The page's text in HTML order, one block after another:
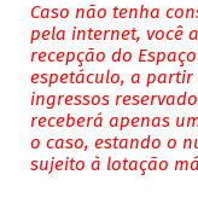
Caso não tenha
pela internet, você
recepção do
espetáculo, a partir
ingressos
receberá apenas
o caso, estando o
sujeito à lotação